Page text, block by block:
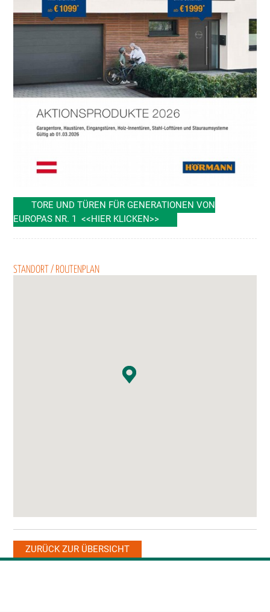
TORE UND TÜREN FÜR GENERATIONEN VON
EUROPAS NR. 1 <<HIER KLICKEN>>
STANDORT / ROUTENPLAN
ZURÜCK ZUR ÜBERSICHT